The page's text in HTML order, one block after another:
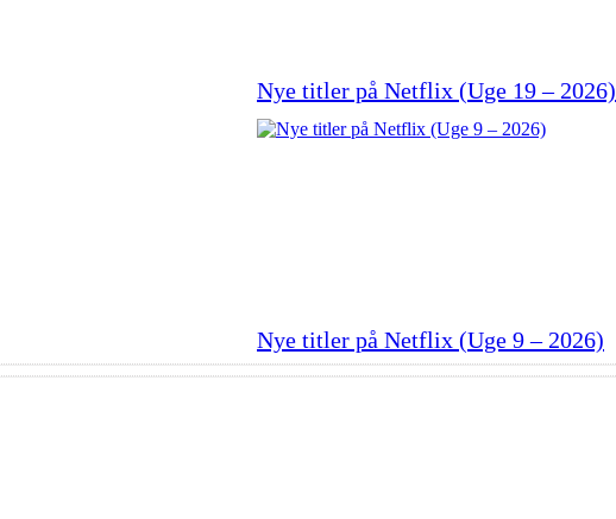
Nye titler på Netflix (Uge 19 – 2026)
Nye titler på Netflix (Uge 9 – 2026)